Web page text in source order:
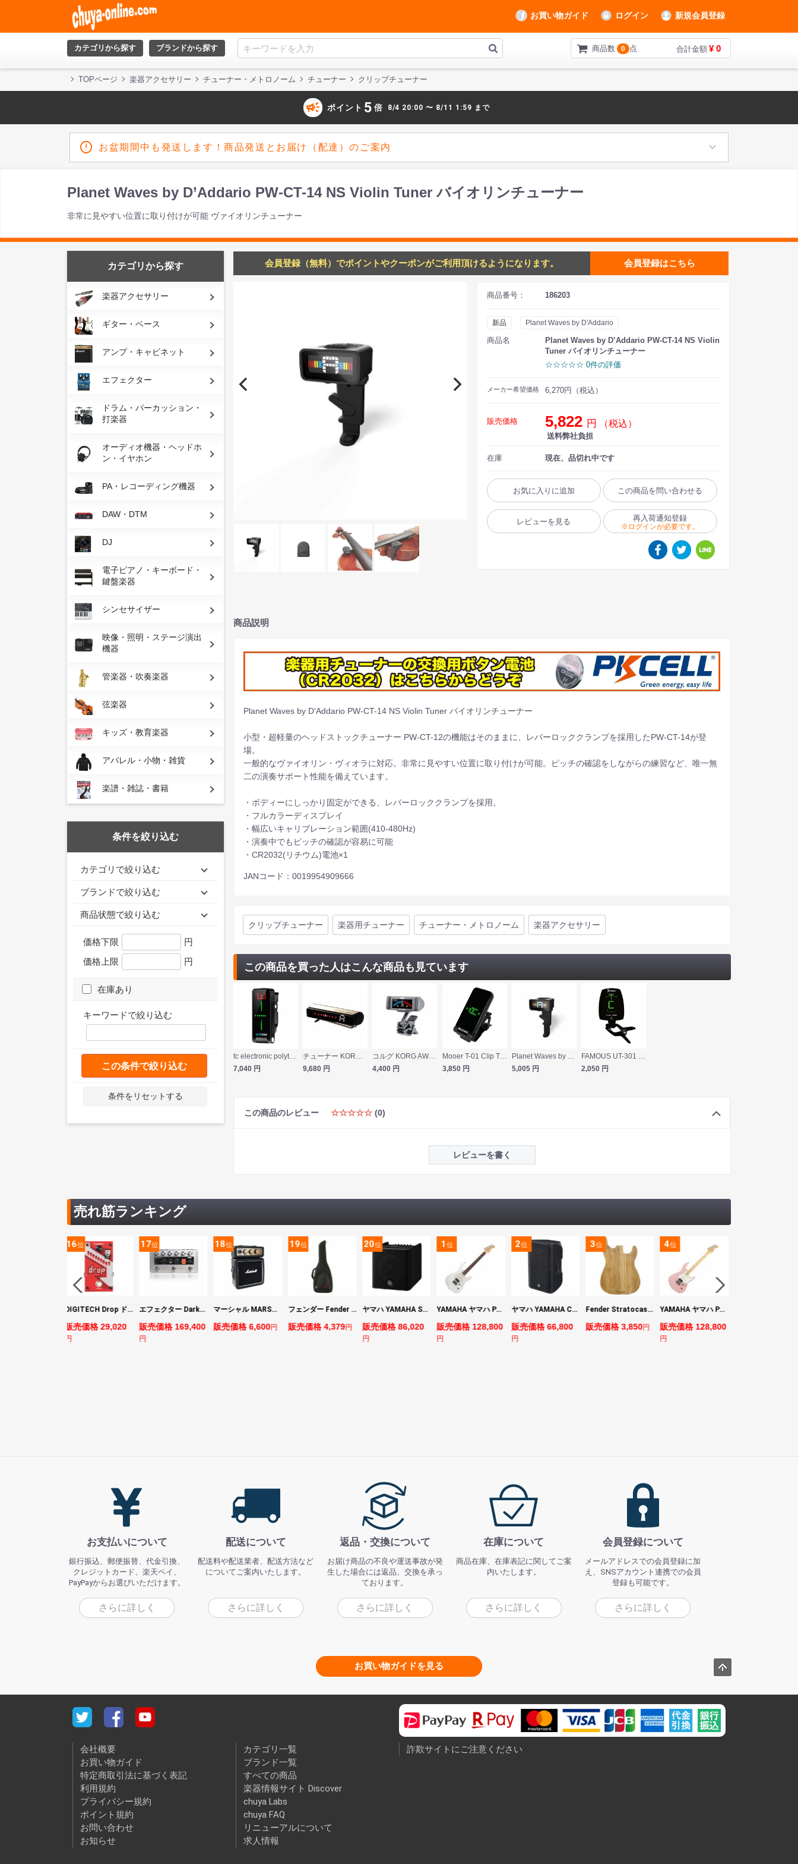
お買い物ガイド ログイン 新規会員登録
カテゴリから探す ブランドから探す 商品数 0 点 合計金額 ¥ 0
TOPページ 楽器アクセサリー チューナー・メトロノーム チューナー クリップチューナー
campaign ポイント 5 倍 8/4 20:00 〜 8/11 1:59 まで
お盆期間中も発送します！商品発送とお届け（配達）のご案内
Planet Waves by D’Addario PW-CT-14 NS Violin Tuner バイオリンチューナー
非常に見やすい位置に取り付けが可能 ヴァイオリンチューナー
カテゴリから探す
楽器アクセサリー
ギター・ベース
アンプ・キャビネット
エフェクター
ドラム・パーカッション・
打楽器
オーディオ機器・ヘッドホ
ン・イヤホン
PA・レコーディング機器
DAW・DTM
DJ
電子ピアノ・キーボード・
鍵盤楽器
シンセサイザー
映像・照明・ステージ演出
機器
管楽器・吹奏楽器
弦楽器
キッズ・教育楽器
アパレル・小物・雑貨
楽譜・雑誌・書籍
条件を絞り込む
カテゴリで絞り込む
ブランドで絞り込む
商品状態で絞り込む
価格下限
円
価格上限
円
在庫あり
キーワードで絞り込む
この条件で絞り込む
条件をリセットする
会員登録（無料）でポイントやクーポンがご利用頂けるようになります。 会員登録はこちら
商品番号： 186203
新品 Planet Waves by D'Addario
商品名
Planet Waves by D’Addario PW-CT-14 NS Violin
Tuner バイオリンチューナー
☆☆☆☆☆ 0件の評価
メーカー希望価格 6,270円（税込）
販売価格 5,822 円 （税込）
送料弊社負担
在庫 現在、品切れ中です
お気に入りに追加 この商品を問い合わせる
レビューを見る 再入荷通知登録
※ログインが必要です。
商品説明
Planet Waves by D'Addario PW-CT-14 NS Violin Tuner バイオリンチューナー
小型・超軽量のヘッドストックチューナー PW-CT-12の機能はそのままに、レバーロッククランプを採用したPW-CT-14が登
場。
一般的なヴァイオリン・ヴィオラに対応。非常に見やすい位置に取り付けが可能。ピッチの確認をしながらの練習など、唯一無
二の演奏サポート性能を備えています。
・ボディーにしっかり固定ができる、レバーロッククランプを採用。
・フルカラーディスプレイ
・幅広いキャリブレーション範囲(410-480Hz)
・演奏中でもピッチの確認が容易に可能
・CR2032(リチウム)電池×1
JANコード：0019954909666
クリップチューナー 楽器用チューナー チューナー・メトロノーム 楽器アクセサリー
この商品を買った人はこんな商品も見ています
tc electronic polytune clip Black クリップ式 ポリフォニックチューナー
7,040 円
9,680 円
コルグ KORG AW-LT100B ベース専用 クリップチューナー
4,400 円
Mooer T-01 Clip Tuner クリップチューナー
3,850 円
5,005 円
2,050 円
この商品のレビュー ☆☆☆☆☆ (0)
レビューを書く
売れ筋ランキング
16位
DIGITECH Drop ドロップ・リチューニング・エフェクト
販売価格 29,020
円
17位
エフェクター Darkglass Electronics Anagram ベースエフェクター プリアンプ ダークグラス アナグラム
販売価格 169,400
円
18位
マーシャル MARSHALL MS2 Mighty Mini 小型ギターアンプ
販売価格 6,600円
19位
フェンダー Fender FE610 Electric Guitar Gig Bag Black エレキギター用ギグバッグ
販売価格 4,379円
20位
ヤマハ YAMAHA STAGEPAS 200 バッテリー非搭載モデル ポータブルPAシステム
販売価格 86,020
円
1位
YAMAHA ヤマハ PACS+12 SWH Pacifica Standard Plus パシフィカスタンダードプラス エレキギター
販売価格 128,800
円
2位
ヤマハ YAMAHA CBR15 ラウドスピーカー
販売価格 66,800
円
3位
Fender Stratocaster Cutting Board カッティングボード（まな板）
販売価格 3,850円
4位
YAMAHA ヤマハ PACS+12M ASP Pacifica Standard Plus パシフィカスタンダードプラス エレキギター
販売価格 128,800
円
お支払いについて
銀行振込、郵便振替、代金引換、
クレジットカード、楽天ペイ、
PayPayからお選びいただけます。
さらに詳しく
配送について
配送料や配送業者、配送方法など
についてご案内いたします。
さらに詳しく
返品・交換について
お届け商品の不良や運送事故が発
生した場合には返品、交換を承っ
ております。
さらに詳しく
在庫について
商品在庫、在庫表記に関してご案
内いたします。
さらに詳しく
会員登録について
メールアドレスでの会員登録に加
え、SNSアカウント連携での会員
登録も可能です。
さらに詳しく
お買い物ガイドを見る
会社概要
お買い物ガイド
特定商取引法に基づく表記
利用規約
プライバシー規約
ポイント規約
お問い合わせ
お知らせ
カテゴリ一覧
ブランド一覧
すべての商品
楽器情報サイト Discover
chuya Labs
chuya FAQ
リニューアルについて
求人情報
詐欺サイトにご注意ください